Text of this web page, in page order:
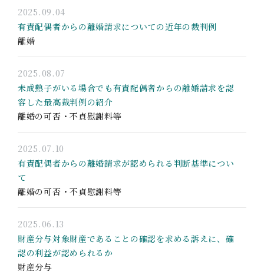
2025.09.04
有責配偶者からの離婚請求についての近年の裁判例
離婚
2025.08.07
未成熟子がいる場合でも有責配偶者からの離婚請求を認
容した最高裁判例の紹介
離婚の可否・不貞慰謝料等
2025.07.10
有責配偶者からの離婚請求が認められる判断基準につい
て
離婚の可否・不貞慰謝料等
2025.06.13
財産分与対象財産であることの確認を求める訴えに、確
認の利益が認められるか
財産分与